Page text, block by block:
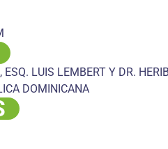
LUIS LEMBERT Y DR.
DOMINICANA